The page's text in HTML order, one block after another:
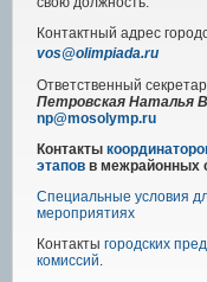
Контактный адрес
vos@olimpiada.ru
Ответственный
Петровская Наталья
np@mosolymp.ru
Контакты
этапов в межрайонных
Специальные условия
мероприятиях
Контакты городских
комиссий.